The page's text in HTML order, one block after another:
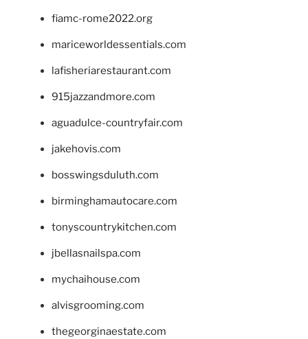
fiamc-rome2022.org
mariceworldessentials.com
lafisheriarestaurant.com
915jazzandmore.com
aguadulce-countryfair.com
jakehovis.com
bosswingsduluth.com
birminghamautocare.com
tonyscountrykitchen.com
jbellasnailspa.com
mychaihouse.com
alvisgrooming.com
thegeorginaestate.com